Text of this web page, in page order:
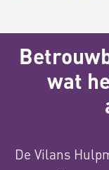
wat
De Vilans